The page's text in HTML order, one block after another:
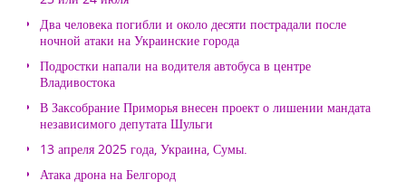
Два человека погибли и около десяти пострадали после
ночной атаки на Украинские города
Подростки напали на водителя автобуса в центре
Владивостока
В Заксобрание Приморья внесен проект о лишении мандата
независимого депутата Шульги
13 апреля 2025 года, Украина, Сумы.
Атака дрона на Белгород